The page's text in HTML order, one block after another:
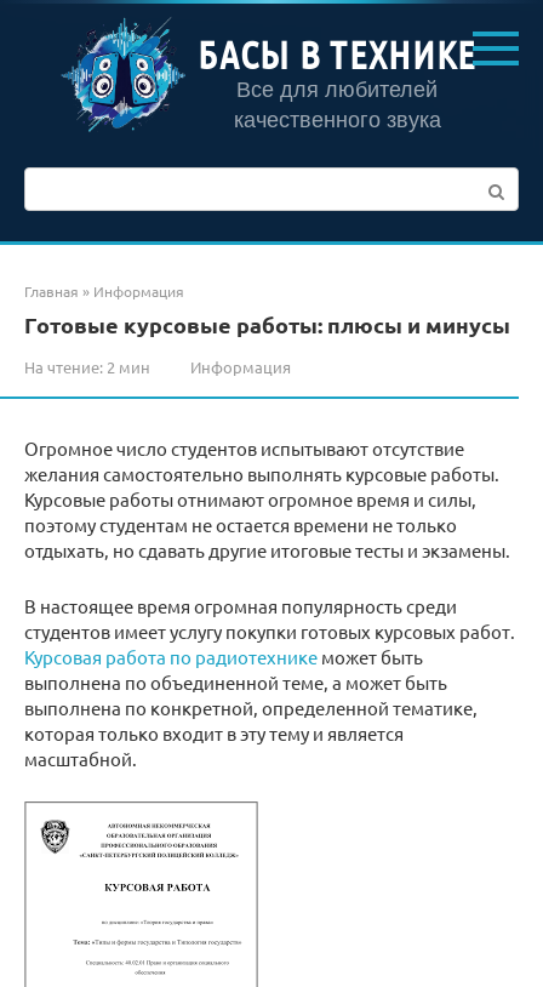
контенту
БАСЫ В ТЕХНИКЕ
Все для любителей
качественного звука
Главная » Информация
Готовые курсовые работы: плюсы и минусы
На чтение: 2 мин Информация
Огромное число студентов испытывают отсутствие
желания самостоятельно выполнять курсовые работы.
Курсовые работы отнимают огромное время и силы,
поэтому студентам не остается времени не только
отдыхать, но сдавать другие итоговые тесты и экзамены.
В настоящее время огромная популярность среди
студентов имеет услугу покупки готовых курсовых работ.
Курсовая работа по радиотехнике может быть
выполнена по объединенной теме, а может быть
выполнена по конкретной, определенной тематике,
которая только входит в эту тему и является
масштабной.